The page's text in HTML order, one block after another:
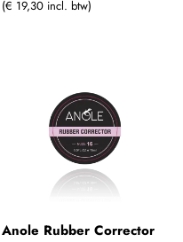
(€ 19,30 incl. btw)
Anole Rubber Corrector